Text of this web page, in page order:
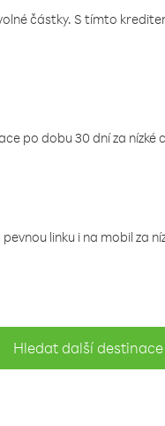
částky. S tímto
po dobu 30 dní za nízké
linku i na mobil za
Hledat další destinace